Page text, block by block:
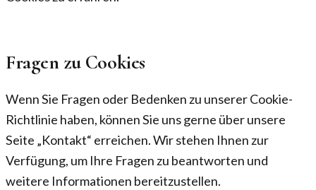
Fragen zu Cookies
Wenn Sie Fragen oder Bedenken zu unserer Cookie-
Richtlinie haben, können Sie uns gerne über unsere
Seite „Kontakt“ erreichen. Wir stehen Ihnen zur
Verfügung, um Ihre Fragen zu beantworten und
weitere Informationen bereitzustellen.